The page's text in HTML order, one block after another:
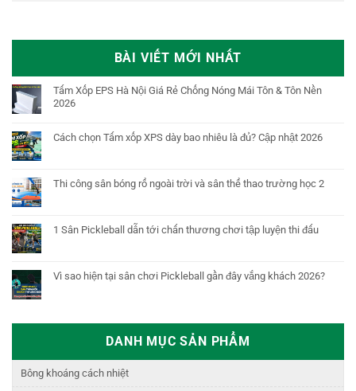
BÀI VIẾT MỚI NHẤT
Tấm Xốp EPS Hà Nội Giá Rẻ Chống Nóng Mái Tôn & Tôn Nền
2026
Cách chọn Tấm xốp XPS dày bao nhiêu là đủ? Cập nhật 2026
Thi công sân bóng rổ ngoài trời và sân thể thao trường học 2
1 Sân Pickleball dẫn tới chấn thương chơi tập luyện thi đấu
Vì sao hiện tại sân chơi Pickleball gần đây vắng khách 2026?
DANH MỤC SẢN PHẨM
Bông khoáng cách nhiệt